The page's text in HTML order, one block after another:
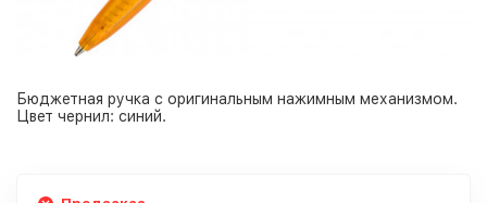
Бюджетная ручка с оригинальным нажимным механизмом.
Цвет чернил: синий.